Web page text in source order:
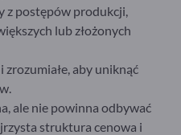
postępów produkcji,
lub złożonych
aby uniknąć
ale nie powinna odbywać
struktura cenowa i